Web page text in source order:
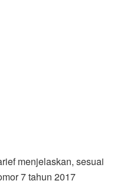
menjelaskan, sesuai
7 tahun 2017